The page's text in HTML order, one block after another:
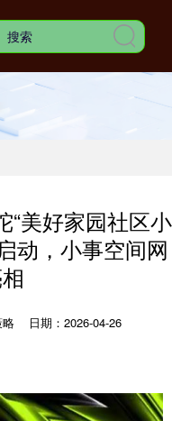
“美好家园社区小
动，小事空间网
略
日期：2026-04-26